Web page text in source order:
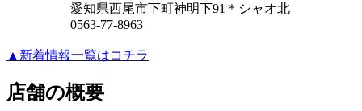
愛知県西尾市下町神明下91＊シャオ北
0563-77-8963
▲新着情報一覧はコチラ
店舗の概要